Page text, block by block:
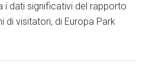
i dati significativi del rapporto
di visitatori, di Europa Park